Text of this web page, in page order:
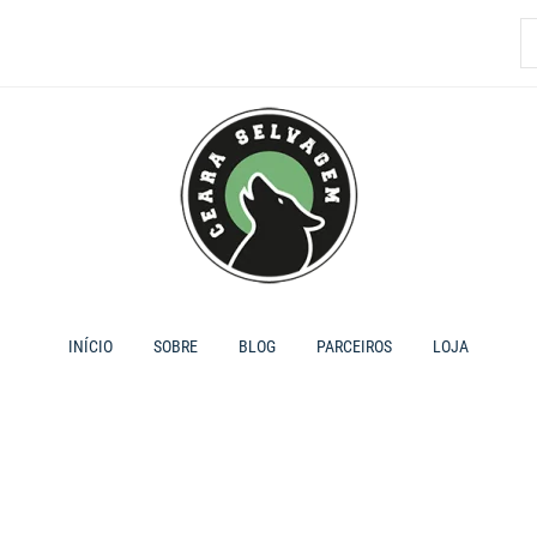
INÍCIO SOBRE BLOG PARCEIROS LOJA